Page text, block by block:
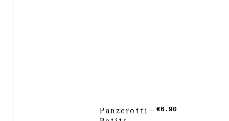
Panzerotti – €6.90